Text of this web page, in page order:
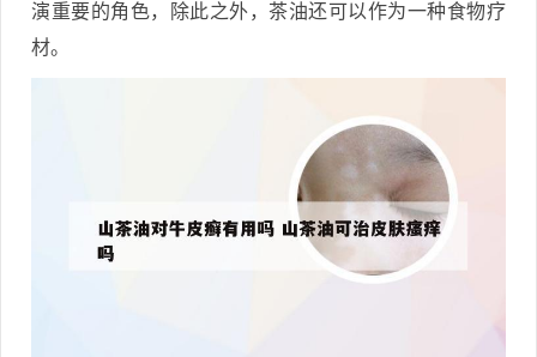
演重要的角色，除此之外，茶油还可以作为一种食物疗
材。